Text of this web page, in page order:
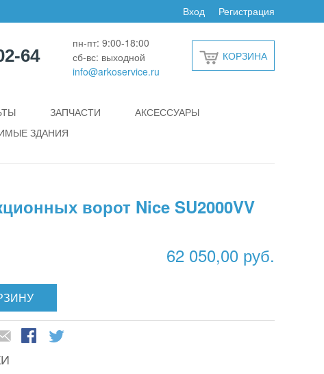
Регистрация
Вход
64
пн-пт: 9:00-18:00
сб-вс: выходной
info@arkoservice.ru
КОРЗИНА
ЗАПЧАСТИ
АКСЕССУАРЫ
ЗДАНИЯ
ворот Nice SU2000VV
62 050,00 руб.